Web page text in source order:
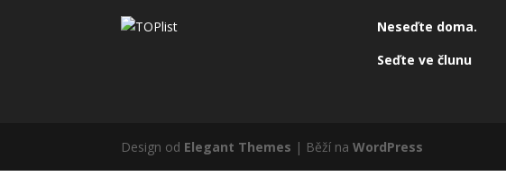
Neseďte doma.
Seďte ve člunu
Design od Elegant Themes | Běží naWordPress